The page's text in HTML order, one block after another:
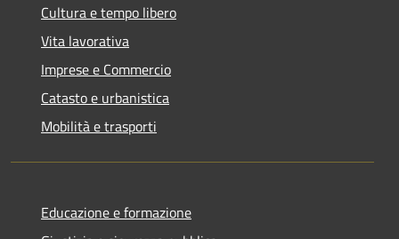
Cultura e tempo libero
Vita lavorativa
Imprese e Commercio
Catasto e urbanistica
Mobilità e trasporti
Educazione e formazione